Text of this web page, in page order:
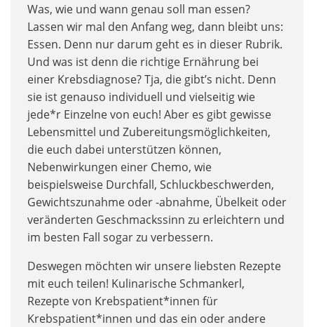
Was, wie und wann genau soll man essen?
Lassen wir mal den Anfang weg, dann bleibt uns:
Essen. Denn nur darum geht es in dieser Rubrik.
Und was ist denn die richtige Ernährung bei
einer Krebsdiagnose? Tja, die gibt’s nicht. Denn
sie ist genauso individuell und vielseitig wie
jede*r Einzelne von euch! Aber es gibt gewisse
Lebensmittel und Zubereitungsmöglichkeiten,
die euch dabei unterstützen können,
Nebenwirkungen einer Chemo, wie
beispielsweise Durchfall, Schluckbeschwerden,
Gewichtszunahme oder -abnahme, Übelkeit oder
veränderten Geschmackssinn zu erleichtern und
im besten Fall sogar zu verbessern.
Deswegen möchten wir unsere liebsten Rezepte
mit euch teilen! Kulinarische Schmankerl,
Rezepte von Krebspatient*innen für
Krebspatient*innen und das ein oder andere